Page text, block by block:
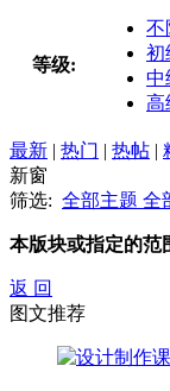
等级:
不
初
中
高
最新 | 热门 | 热帖 |
新窗
筛选: 全部主题 全
本版块或指定的范
返 回
图文推荐